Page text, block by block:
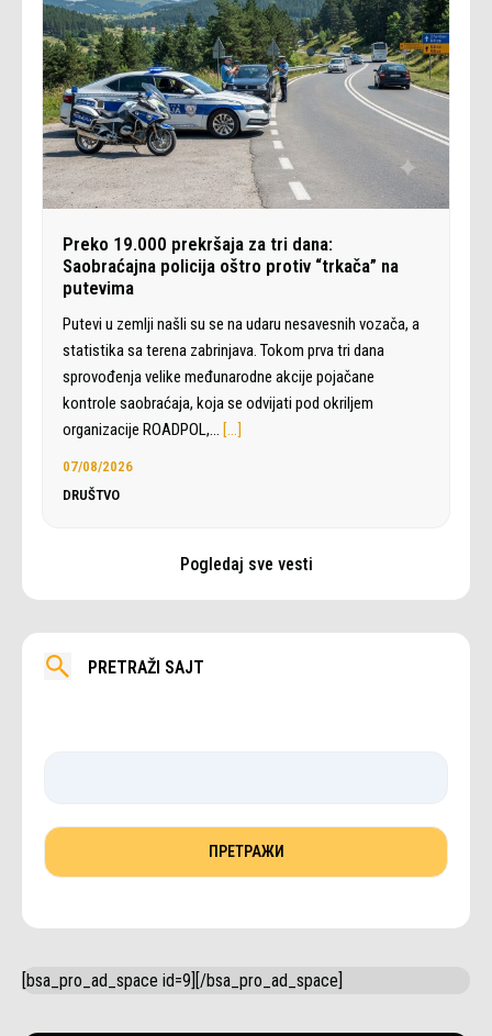
Preko 19.000 prekršaja za tri dana:
Saobraćajna policija oštro protiv “trkača” na
putevima
Putevi u zemlji našli su se na udaru nesavesnih vozača, a
statistika sa terena zabrinjava. Tokom prva tri dana
sprovođenja velike međunarodne akcije pojačane
kontrole saobraćaja, koja se odvijati pod okriljem
organizacije ROADPOL,… […]
07/08/2026
DRUŠTVO
Pogledaj sve vesti
PRETRAŽI SAJT
[bsa_pro_ad_space id=9][/bsa_pro_ad_space]